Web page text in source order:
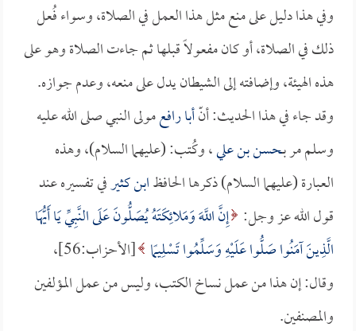
وفي هذا دليل على منع مثل هذا العمل في الصلاة، وسواء فُعل
ذلك في الصلاة، أو كان مفعولاً قبلها ثم جاءت الصلاة وهو على
هذه الهيئة، وإضافته إلى الشيطان يدل على منعه، وعدم جوازه.
وقد جاء في هذا الحديث: أنّأبا رافعمولى النبي صلى الله عليه
وسلم مر بـحسن بن علي، وكُتب: (عليهما السلام)، وهذه
العبارة (عليهما السلام) ذكرها الحافظابن كثيرفي تفسيره عند
قول الله عز وجل: إِنَّ اللَّهَ وَمَلائِكَتَهُ يُصَلُّونَ عَلَى النَّبِيِّ يَا أَيُّهَا
الَّذِينَ آمَنُوا صَلُّوا عَلَيْهِ وَسَلِّمُوا تَسْلِيمًا
[الأحزاب:56]،
وقال: إن هذا من عمل نساخ الكتب، وليس من عمل المؤلفين
والمصنفين.